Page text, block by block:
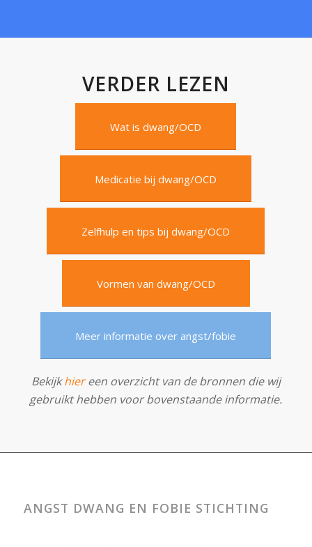
VERDER LEZEN
Wat is dwang/OCD
Medicatie bij dwang/OCD
Zelfhulp en tips bij dwang/OCD
Vormen van dwang/OCD
Meer informatie over angst/fobie
Bekijkhiereen overzicht van de bronnen die wij
gebruikt hebben voor bovenstaande informatie.
ANGST DWANG EN FOBIE STICHTING